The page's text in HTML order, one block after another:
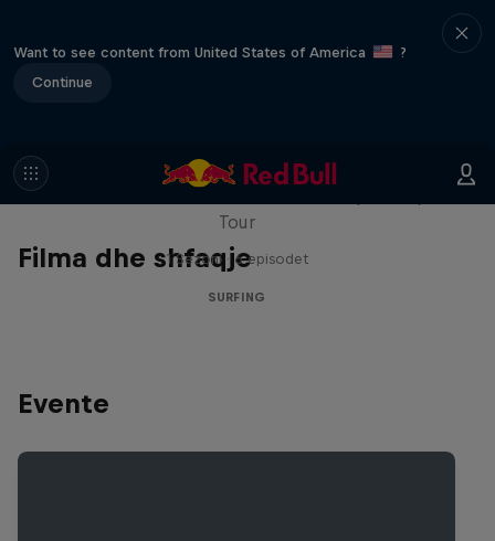
Want to see content from United States of America
?
Continue
Filma dhe shfaqje
WSL Replay
Tour
1 Sezoni · 6 episodet
SURFING
Evente